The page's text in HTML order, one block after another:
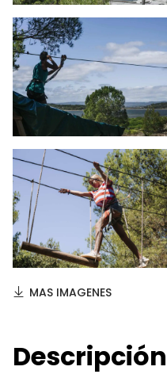
MAS IMAGENES
Descripción